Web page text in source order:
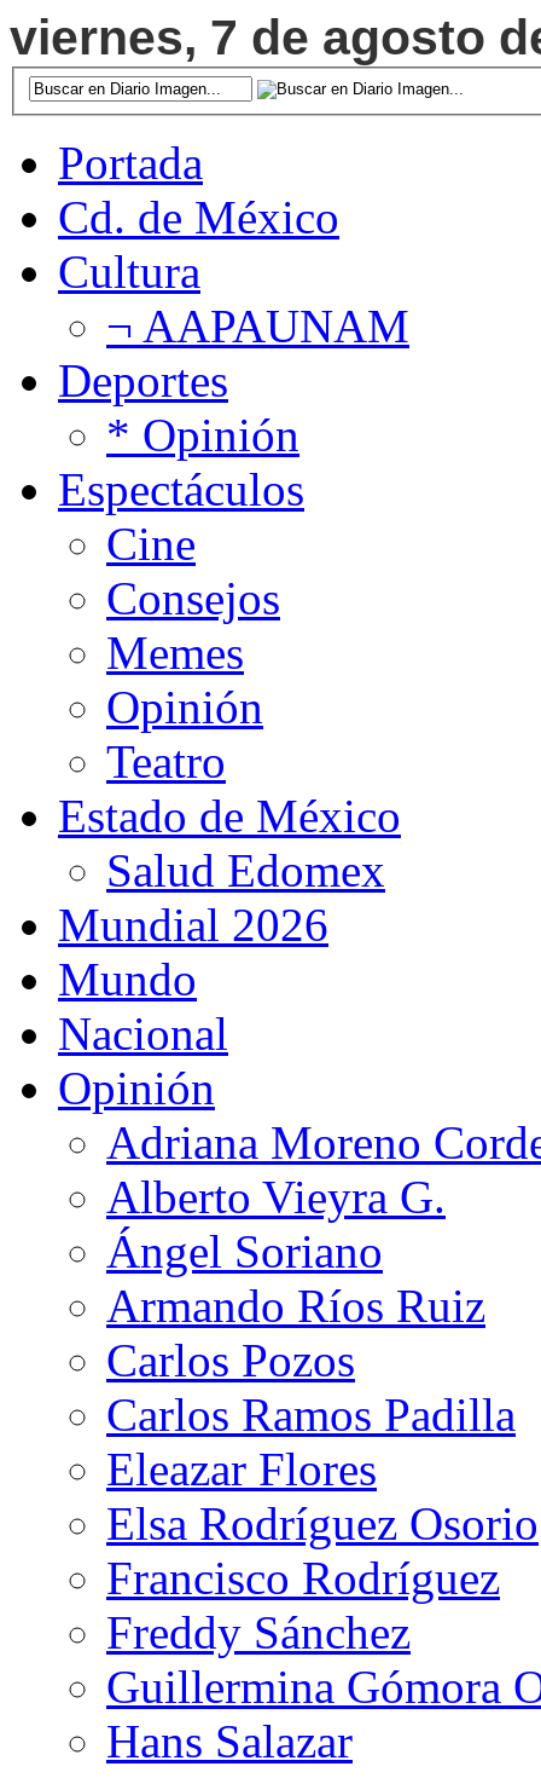
viernes, 7 de agosto
Portada
Cd. de México
Cultura
¬ AAPAUNAM
Deportes
* Opinión
Espectáculos
Cine
Consejos
Memes
Opinión
Teatro
Estado de México
Salud Edomex
Mundial 2026
Mundo
Nacional
Opinión
Adriana Moreno
Alberto Vieyra G.
Ángel Soriano
Armando Ríos Ruiz
Carlos Pozos
Carlos Ramos Padilla
Eleazar Flores
Elsa Rodríguez Osorio
Francisco Rodríguez
Freddy Sánchez
Guillermina Gómora
Hans Salazar